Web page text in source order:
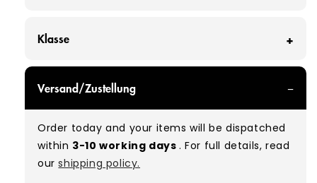
Klasse
can expect items that are in great condition
with minimal signs of wear. While they are
used, they remain free of significant defects
and are in excellent shape overall.
Versand/Zustellung
Order today and your items will be dispatched
within 3-10 working days. For full details, read
ourshipping policy.